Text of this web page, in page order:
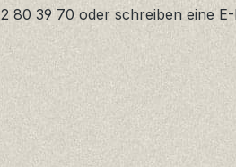
80 39 70 oder schreiben eine